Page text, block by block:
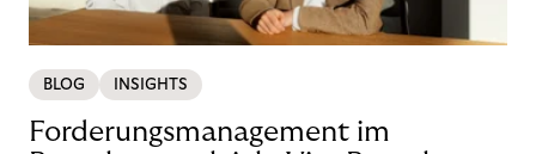
BLOG INSIGHTS
Forderungsmanagement im